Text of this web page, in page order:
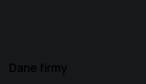
Dane firmy